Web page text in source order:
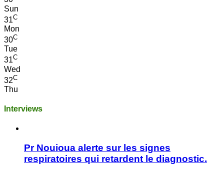
Sun
31C
Mon
30C
Tue
31C
Wed
32C
Thu
Interviews
Pr Nouioua alerte sur les signes
respiratoires qui retardent le diagnostic.